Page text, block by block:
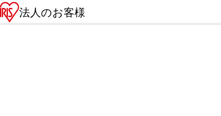
法人のお客様